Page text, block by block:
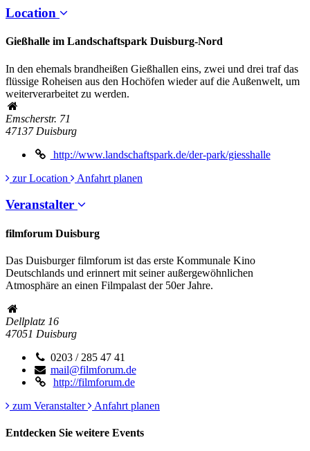
Location
Gießhalle im Landschaftspark Duisburg-Nord
In den ehemals brandheißen Gießhallen eins, zwei und drei traf das
flüssige Roheisen aus den Hochöfen wieder auf die Außenwelt, um
weiterverarbeitet zu werden.
Emscherstr. 71
47137 Duisburg
http://www.landschaftspark.de/der-park/giesshalle
zur Location
Anfahrt planen
Veranstalter
filmforum Duisburg
Das Duisburger filmforum ist das erste Kommunale Kino
Deutschlands und erinnert mit seiner außergewöhnlichen
Atmosphäre an einen Filmpalast der 50er Jahre.
Dellplatz 16
47051 Duisburg
0203 / 285 47 41
mail@filmforum.de
http://filmforum.de
zum Veranstalter
Anfahrt planen
Entdecken Sie weitere Events